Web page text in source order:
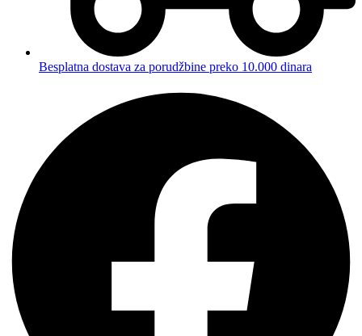
Besplatna dostava za porudžbine preko 10.000 dinara